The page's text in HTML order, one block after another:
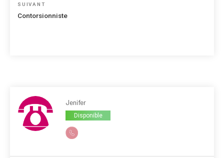
Article
suivant
SUIVANT
Contorsionniste
Jenifer
Disponible